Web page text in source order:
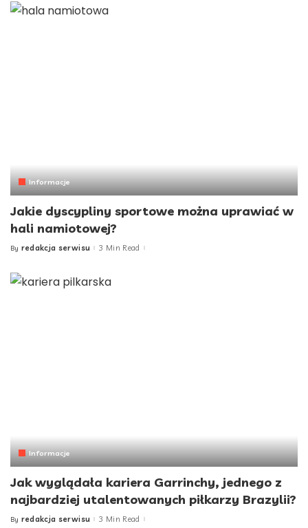
Informacje
Jakie dyscypliny sportowe można uprawiać w
hali namiotowej?
Posted
By redakcja serwisu 3 Min Read
Informacje
Jak wyglądała kariera Garrinchy, jednego z
najbardziej utalentowanych piłkarzy Brazylii?
Posted
By redakcja serwisu 3 Min Read